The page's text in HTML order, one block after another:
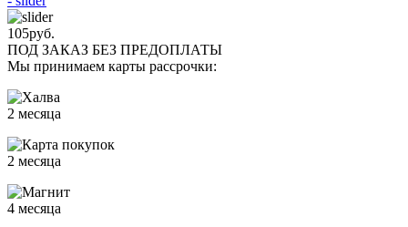
105руб.
ПОД ЗАКАЗ БЕЗ ПРЕДОПЛАТЫ
Мы принимаем карты рассрочки:
2 месяца
2 месяца
4 месяца